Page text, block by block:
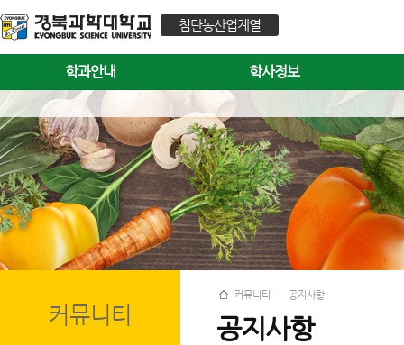
첨단농산업계열
학과안내 학사정보
커뮤니티
커뮤니티 공지사항
공지사항